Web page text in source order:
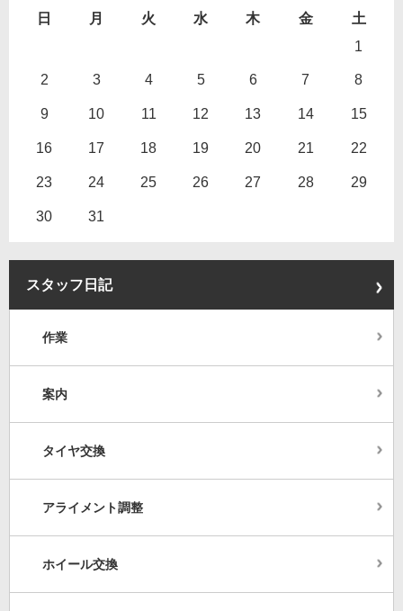
日 月 火 水 木 金
土
1
2 3 4 5 6 7 8
9 10 11 12 13 14 15
16 17 18 19 20 21 22
23 24 25 26 27 28 29
30 31
スタッフ日記
作業
案内
タイヤ交換
アライメント調整
ホイール交換